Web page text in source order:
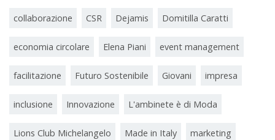
collaborazione CSR Dejamis Domitilla Caratti
economia circolare Elena Piani event management
facilitazione Futuro Sostenibile Giovani impresa
inclusione Innovazione L'ambinete è di Moda
Lions Club Michelangelo Made in Italy marketing